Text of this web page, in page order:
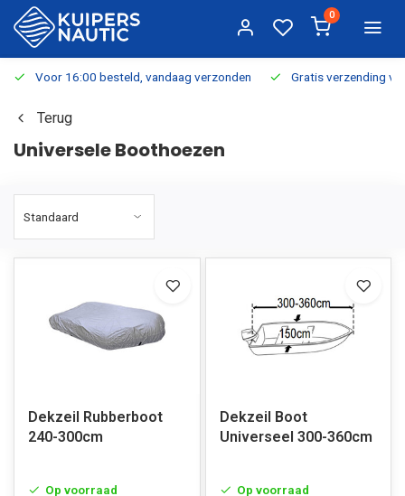
0
Voor 16:00 besteld, vandaag verzonden Gratis verzending
Terug
Universele Boothoezen
Dekzeil Rubberboot
240-300cm
Op voorraad
Dekzeil Boot
Universeel 300-360cm
Op voorraad